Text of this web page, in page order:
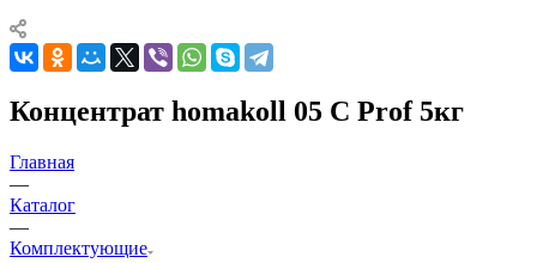
Концентрат homakoll 05 C Prof 5кг
Главная
—
Каталог
—
Комплектующие